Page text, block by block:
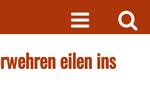
eilen ins